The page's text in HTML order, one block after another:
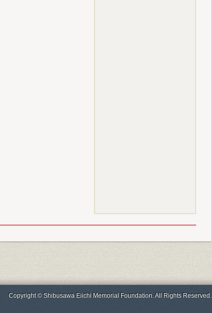
Copyright © Shibusawa Eiichi Memorial Foundation. All Rights Reserved.